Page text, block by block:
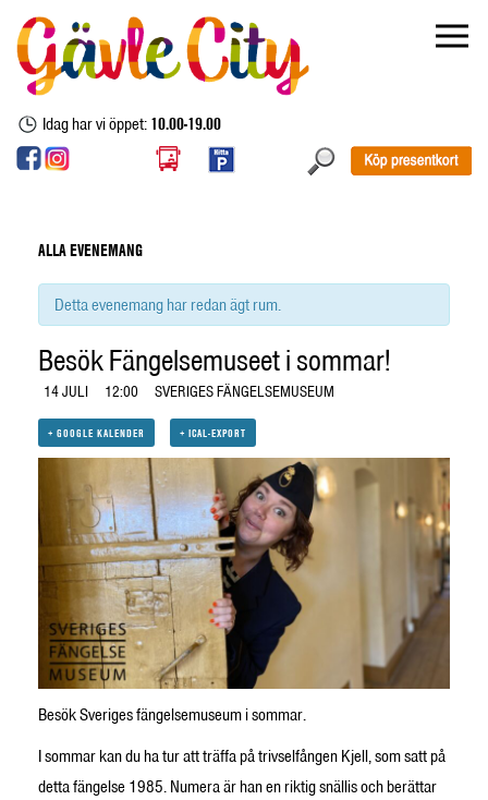
Idag har vi öppet:10.00-19.00
ALLA EVENEMANG
Detta evenemang har redan ägt rum.
Besök Fängelsemuseet i sommar!
14 JULI 12:00 SVERIGES FÄNGELSEMUSEUM
+ GOOGLE KALENDER + ICAL-EXPORT
Besök Sveriges fängelsemuseum i sommar.
I sommar kan du ha tur att träffa på trivselfången Kjell, som satt på
detta fängelse 1985. Numera är han en riktig snällis och berättar